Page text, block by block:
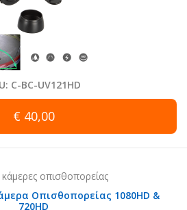
C-BC-UV121HD
€ 40,00
οπισθοπορείας
Οπισθοπορείας 1080HD &
720HD